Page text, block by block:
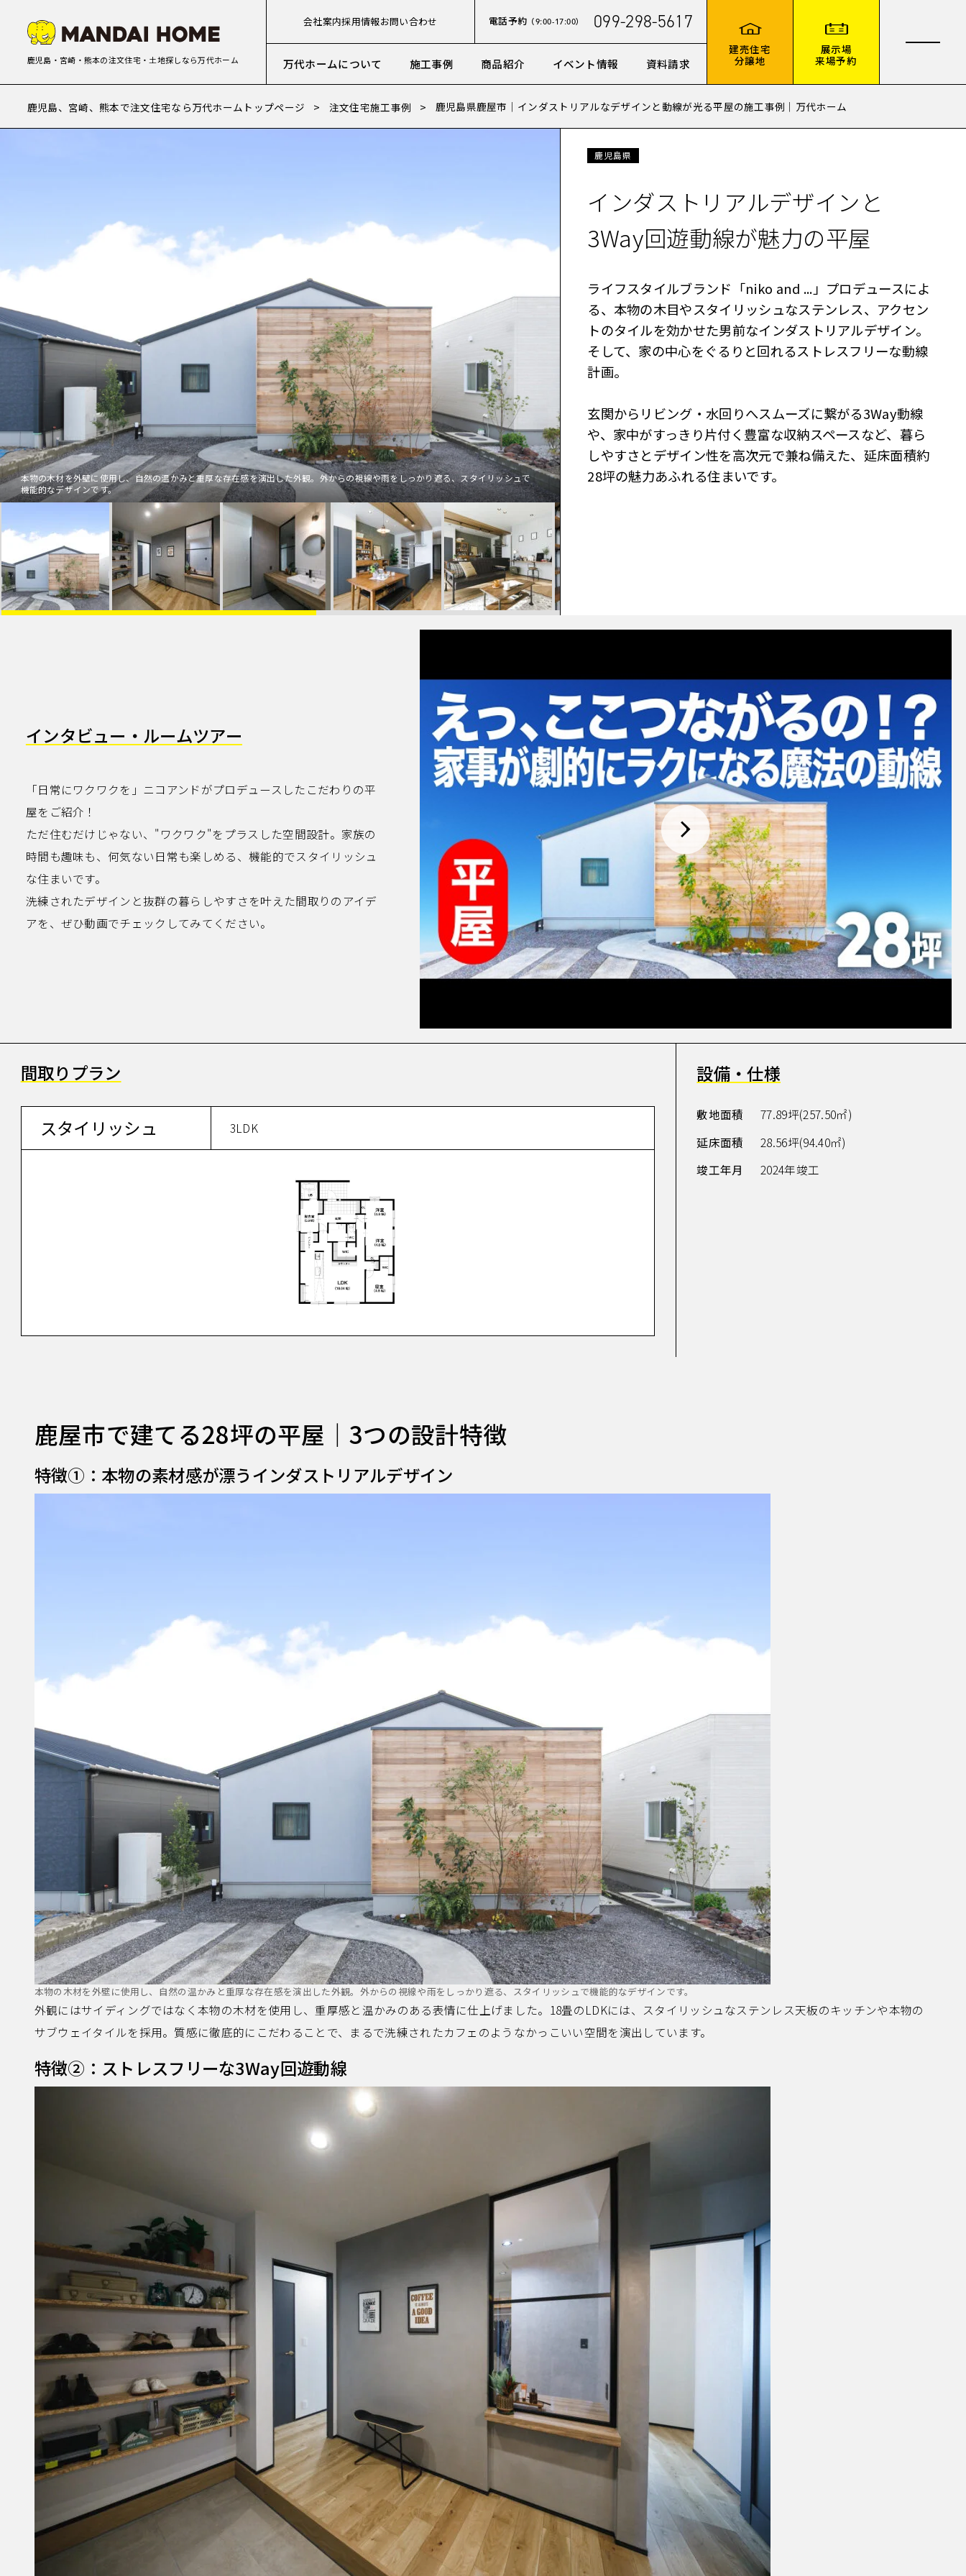
鹿児島・宮崎・熊本の注文住宅・土地探しなら万代ホーム
会社案内採用情報お問い合わせ 電話予約 （9:00-17:00） 099-298-5617
万代ホームについて 施工事例 商品紹介 イベント情報 資料請求
建売住宅
分譲地
展示場
来場予約
鹿児島、宮崎、熊本で注文住宅なら万代ホームトップページ 注文住宅施工事例 鹿児島県鹿屋市｜インダストリアルなデザインと動線が光る平屋の施工事例｜万代ホーム
本物の木材を外壁に使用し、自然の温かみと重厚な存在感を演出した外観。外からの視線や雨をしっかり遮る、スタイリッシュで
機能的なデザインです。
鹿児島県
インダストリアルデザインと
3Way回遊動線が魅力の平屋
ライフスタイルブランド「niko and ...」プロデュースによ
る、本物の木目やスタイリッシュなステンレス、アクセン
トのタイルを効かせた男前なインダストリアルデザイン。
そして、家の中心をぐるりと回れるストレスフリーな動線
計画。
玄関からリビング・水回りへスムーズに繋がる3Way動線
や、家中がすっきり片付く豊富な収納スペースなど、暮ら
しやすさとデザイン性を高次元で兼ね備えた、延床面積約
28坪の魅力あふれる住まいです。
インタビュー・ルームツアー
「日常にワクワクを」ニコアンドがプロデュースしたこだわりの平
屋をご紹介！
ただ住むだけじゃない、"ワクワク"をプラスした空間設計。家族の
時間も趣味も、何気ない日常も楽しめる、機能的でスタイリッシュ
な住まいです。
洗練されたデザインと抜群の暮らしやすさを叶えた間取りのアイデ
アを、ぜひ動画でチェックしてみてください。
間取りプラン
スタイリッシュ 3LDK
設備・仕様
敷地面積
77.89坪(257.50㎡)
延床面積
28.56坪(94.40㎡)
竣工年月
2024年竣工
鹿屋市で建てる28坪の平屋｜3つの設計特徴
特徴①：本物の素材感が漂うインダストリアルデザイン
本物の木材を外壁に使用し、自然の温かみと重厚な存在感を演出した外観。外からの視線や雨をしっかり遮る、スタイリッシュで機能的なデザインです。
外観にはサイディングではなく本物の木材を使用し、重厚感と温かみのある表情に仕上げました。18畳のLDKには、スタイリッシュなステンレス天板のキッチンや本物の
サブウェイタイルを採用。質感に徹底的にこだわることで、まるで洗練されたカフェのようなかっこいい空間を演出しています。
特徴②：ストレスフリーな3Way回遊動線